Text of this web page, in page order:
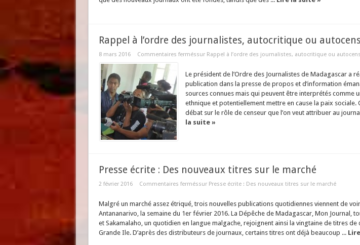
Rappel à l’ordre des journalistes, autocritique ou
8 mars 2016 Commentaires ferméssur Rappel à l’ordre des journalistes, autocritique ou
Le président de l’Ordre des Journalistes de Madagascar a
publication dans la presse de propos et d’information
sources connues mais qui peuvent être interprétés comme
ethnique et potentiellement mettre en cause la paix sociale.
débat sur le rôle de censeur que l’on veut attribuer au
la suite »
Presse écrite : Des nouveaux titres sur le marché
2 février 2016 Commentaires ferméssur Presse écrite : Des nouveaux titres sur le marché
Malgré un marché assez étriqué, trois nouvelles publications quotidiennes viennent de
Antananarivo, la semaine du 1er février 2016. La Dépêche de Madagascar, Mon Journal,
et Sakamalaho, un quotidien en langue malgache, rejoignent ainsi la vingtaine de titres de
Grande Ile. D’après des distributeurs de journaux, certains titres ont déjà beaucoup ...